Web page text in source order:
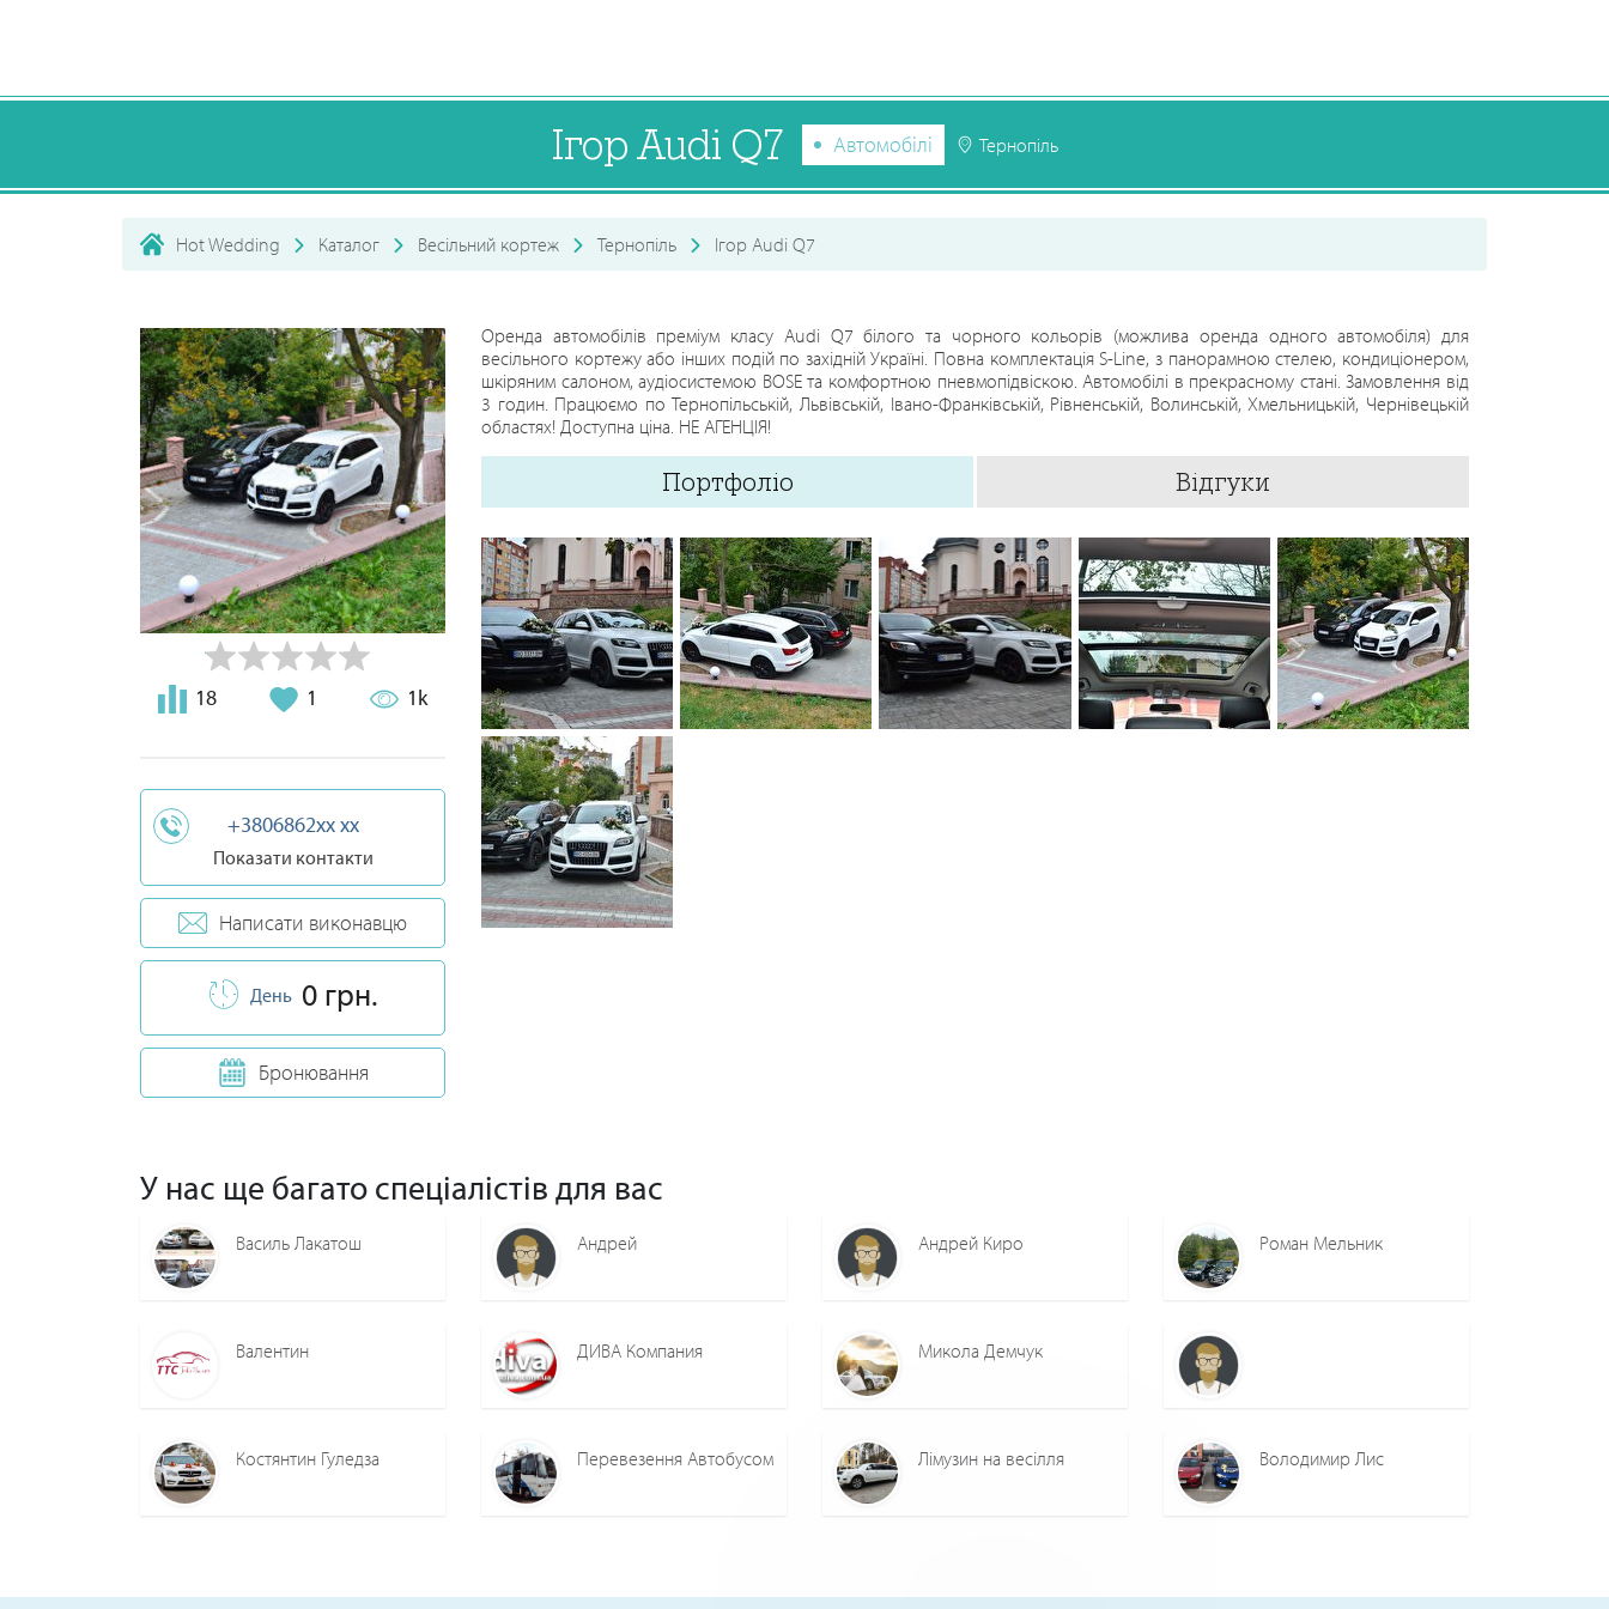
Ігор Audi Q7 Автомобілі Тернопіль
Hot Wedding Каталог Весільний кортеж Тернопіль Ігор Audi Q7
18 1 1k
+3806862xx xx
Показати контакти
Написати виконавцю
День 0 грн.
Бронювання
Оренда автомобілів преміум класу Audi Q7 білого та чорного кольорів (можлива оренда одного автомобіля) для
весільного кортежу або інших подій по західній Україні. Повна комплектація S-Line, з панорамною стелею, кондиціонером,
шкіряним салоном, аудіосистемою BOSE та комфортною пневмопідвіскою. Автомобілі в прекрасному стані. Замовлення від
3 годин. Працюємо по Тернопільській, Львівській, Івано-Франківській, Рівненській, Волинській, Хмельницькій, Чернівецькій
областях! Доступна ціна. НЕ АГЕНЦІЯ!
Портфоліо Відгуки
0 0
У нас ще багато спеціалістів для вас
Василь Лакатош Андрей Андрей Киро Роман Мельник
Валентин ДИВА Компания Микола Демчук
Костянтин Гуледза Перевезення Автобусом Лімузин на весілля Володимир Лис